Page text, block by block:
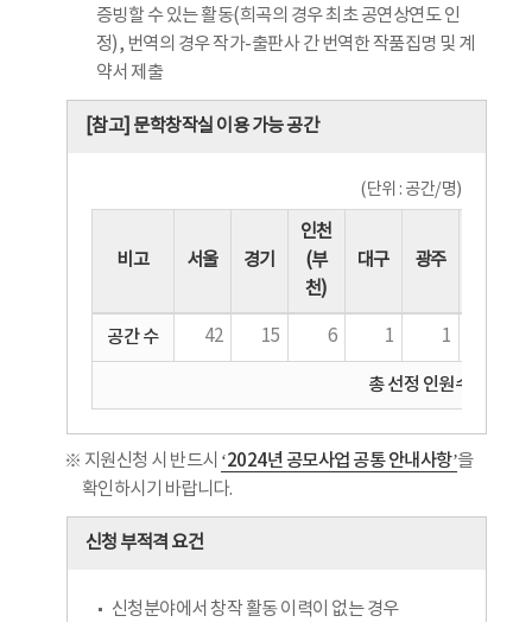
증빙할 수 있는 활동(희곡의 경우 최초 공연상연도 인
정), 번역의 경우 작가-출판사 간 번역한 작품집명 및 계
약서 제출
[참고] 문학창작실 이용 가능 공간
(단위 : 공간/명)
비고 서울 경기
인천
(부
천)
대구 광주
공간 수 42 15 6 1 1
총 선정 인원수
※ 지원신청 시 반드시 ‘2024년 공모사업 공통 안내사항’을
확인하시기 바랍니다.
신청 부적격 요건
신청분야에서 창작 활동 이력이 없는 경우